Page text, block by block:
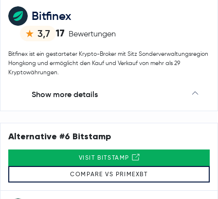
Bitfinex
3,7 17 Bewertungen
Bitfinex ist ein gestarteter Krypto-Broker mit Sitz Sonderverwaltungsregion
Hongkong und ermöglicht den Kauf und Verkauf von mehr als 29
Kryptowährungen.
Show more details
Alternative #6 Bitstamp
VISIT BITSTAMP
COMPARE VS PRIMEXBT